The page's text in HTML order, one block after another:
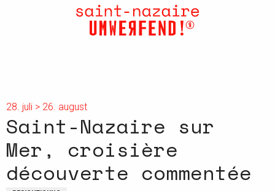
28. juli > 26. august
Saint-Nazaire sur
Mer, croisière
découverte commentée